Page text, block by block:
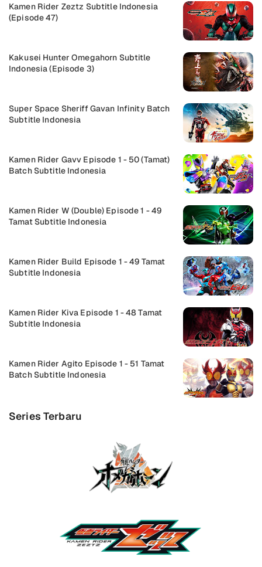
Kamen Rider Zeztz Subtitle Indonesia
(Episode 47)
Kakusei Hunter Omegahorn Subtitle
Indonesia (Episode 3)
Super Space Sheriff Gavan Infinity Batch
Subtitle Indonesia
Kamen Rider Gavv Episode 1 - 50 (Tamat)
Batch Subtitle Indonesia
Kamen Rider W (Double) Episode 1 - 49
Tamat Subtitle Indonesia
Kamen Rider Build Episode 1 - 49 Tamat
Subtitle Indonesia
Kamen Rider Kiva Episode 1 - 48 Tamat
Subtitle Indonesia
Kamen Rider Agito Episode 1 - 51 Tamat
Batch Subtitle Indonesia
Series Terbaru